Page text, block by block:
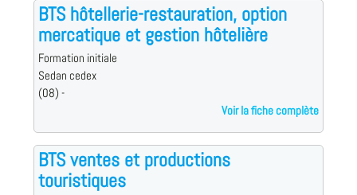
BTS hôtellerie-restauration, option
mercatique et gestion hôtelière
Formation initiale
Sedan cedex
(08) -
Voir la fiche complète
BTS ventes et productions
touristiques